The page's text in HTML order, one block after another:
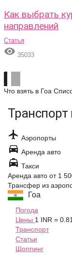
Как выбрать
направлений
Статья
 35033
Что взять в Гоа
Транспорт
 Аэропорты
 Аренда авто
 Такси
Аренда авто от 1
Трансфер из
Гоа
Погода
Цены 1 INR =
Транспорт
Статьи
Шоппинг